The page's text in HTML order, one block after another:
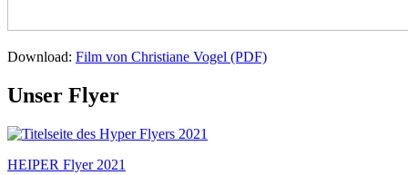
Download: Film von Christiane Vogel (PDF)
Unser Flyer
HEIPER Flyer 2021